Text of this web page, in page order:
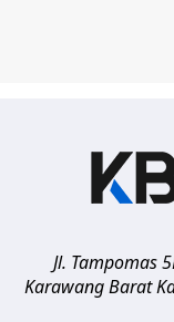
Jl. Tampomas
Karawang Barat